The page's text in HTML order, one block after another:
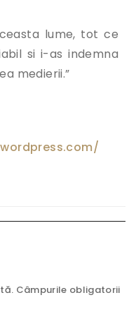
lume, tot ce
si i-as indemna
medierii.”
Câmpurile obligatorii